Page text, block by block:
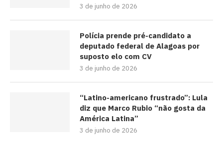
3 de junho de 2026
Polícia prende pré-candidato a
deputado federal de Alagoas por
suposto elo com CV
3 de junho de 2026
“Latino-americano frustrado”: Lula
diz que Marco Rubio “não gosta da
América Latina”
3 de junho de 2026